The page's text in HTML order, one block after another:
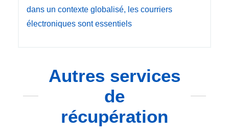
dans un contexte globalisé, les courriers
électroniques sont essentiels
Autres services
de
récupération